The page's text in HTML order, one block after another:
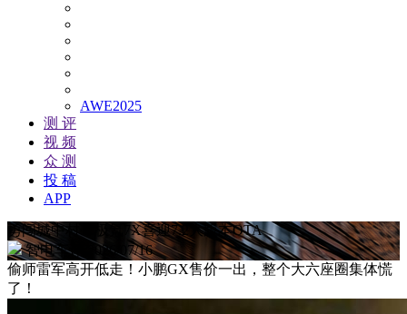
AWE2025
测 评
视 频
众 测
投 稿
APP
勇闯城中村：极氪7X喜迎7.2大版本OTA
智电车评
2026/07/16
偷师雷军高开低走！小鹏GX售价一出，整个大六座圈集体慌
了！